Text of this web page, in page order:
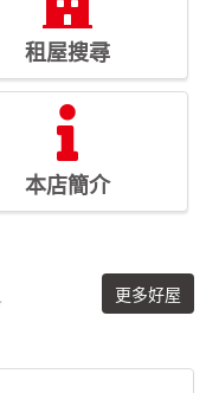
租屋搜尋
本店簡介
更多好屋